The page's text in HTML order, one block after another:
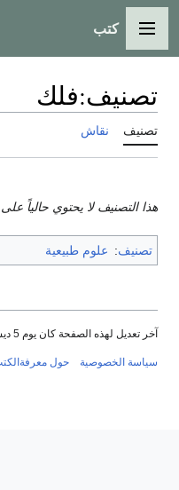
القائمة الرئيسية
كتب
تصنيف:فلك
تصنيف نقاش
هذا التصنيف لا يحتوي حالياً
تصنيف: علوم طبيعية
آخر تعديل لهذه الصفحة كان يوم 5 ديسمبر 2005، الساعة 12:49.
سياسة الخصوصية حول